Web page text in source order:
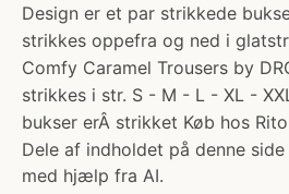
Design er et par strikkede
strikkes oppefra og ned i
Comfy Caramel Trousers by
strikkes i str. S - M - L - XL -
bukser erÂ strikket Køb hos
Dele af indholdet på denne
med hjælp fra AI.